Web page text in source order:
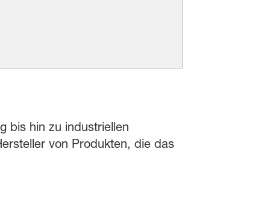
bis hin zu industriellen
von Produkten, die das